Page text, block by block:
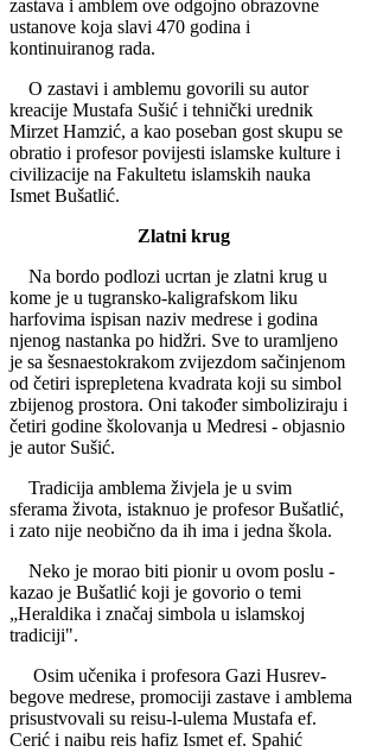
zastava i amblem ove odgojno obrazo­vne
ustanove koja slavi 470 go­dina i
kontinuiranog rada.
O zastavi i amblemu govorili su autor
kreacije Mustafa Sušić i tehnički urednik
Mirzet Hamzić, a kao poseban gost skupu se
obratio i profesor povijesti islamske kulture i
civilizacije na Fakultetu islamskih nauka
Ismet Bušatlić.
Zlatni krug
Na bordo podlozi ucrtan je zlatni krug u
kome je u tugransko-kaligrafskom liku
harfovima ispisan naziv medrese i go­dina
njenog nastanka po hidžri. Sve to uramljeno
je sa šesnaestokrakom zvijezdom sačinjenom
od četiri isprepletena kvadrata koji su simbol
zbijenog prosto­ra. Oni također simboliziraju i
četiri godine školovanja u Me­dresi - objasnio
je autor Sušić.
Tradicija amblema živjela je u svim
sferama života, istaknuo je profesor Bušatlić,
i zato nije neobično da ih ima i jedna škola.
Neko je morao biti pionir u ovom poslu -
kazao je Bušatlić koji je govorio o temi
„Heraldi­ka i značaj simbola u islamskoj
tradiciji".
Osim učenika i profesora Ga­zi Husrev-
begove medrese, pro­mociji zastave i amblema
prisustvovali su reisu-l-ulema Musta­fa ef.
Cerić i naibu reis hafiz Ismet ef. Spahić